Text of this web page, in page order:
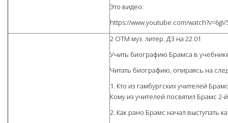
Это видео:
https://www.youtube.com/
2 ОТМ муз. литер. ДЗ на 22.01
Учить биографию Брамса в
Читать биографию, опираясь на
1. Кто из гамбургских учителей
Кому из учителей посвятил Брамс 2-
2. Как рано Брамс начал выступать